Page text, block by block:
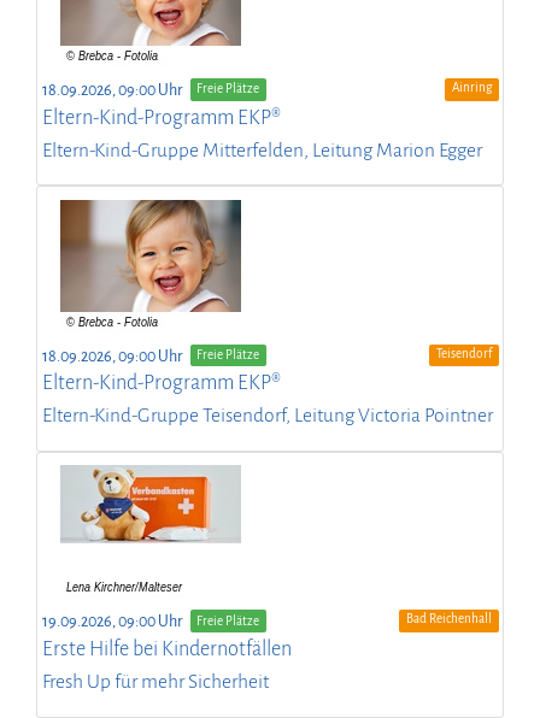
18.09.2026, 09:00 Uhr Freie Plätze Ainring
Eltern-Kind-Programm EKP®
Eltern-Kind-Gruppe Mitterfelden, Leitung Marion Egger
18.09.2026, 09:00 Uhr Freie Plätze Teisendorf
Eltern-Kind-Programm EKP®
Eltern-Kind-Gruppe Teisendorf, Leitung Victoria Pointner
19.09.2026, 09:00 Uhr Freie Plätze Bad Reichenhall
Erste Hilfe bei Kindernotfällen
Fresh Up für mehr Sicherheit